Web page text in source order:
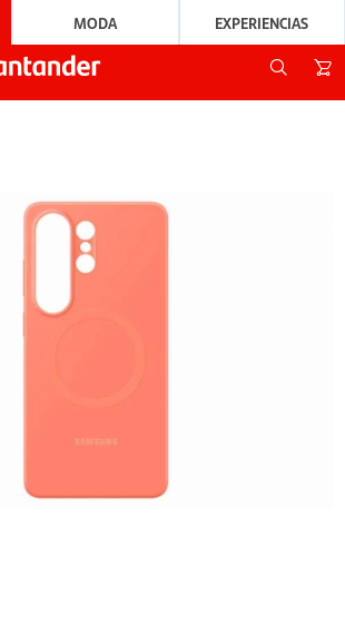
MODA EXPERIENCIAS